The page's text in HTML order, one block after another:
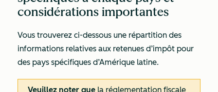
considérations importantes
Vous trouverez ci-dessous une répartition des
informations relatives aux retenues d’impôt pour
des pays spécifiques d’Amérique latine.
Veuillez noter que la réglementation fiscale